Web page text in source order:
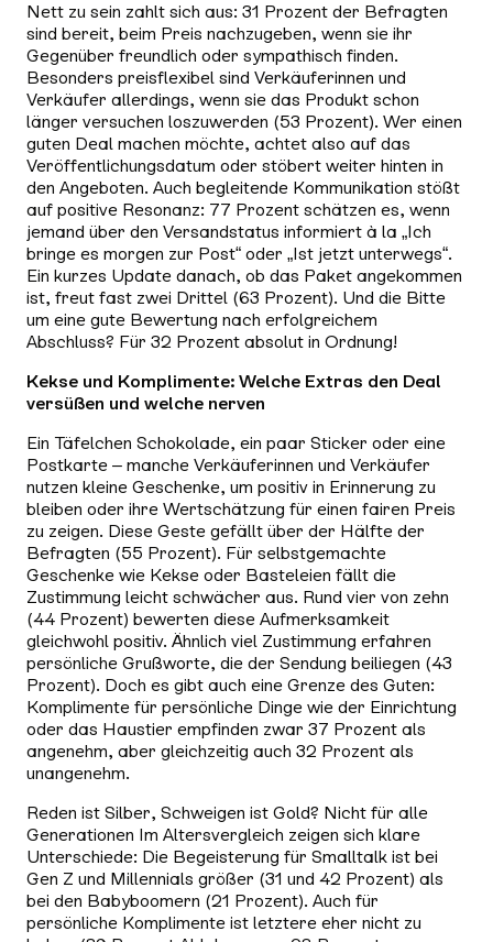
Nett zu sein zahlt sich aus: 31 Prozent der Befragten
sind bereit, beim Preis nachzugeben, wenn sie ihr
Gegenüber freundlich oder sympathisch finden.
Besonders preisflexibel sind Verkäuferinnen und
Verkäufer allerdings, wenn sie das Produkt schon
länger versuchen loszuwerden (53 Prozent). Wer einen
guten Deal machen möchte, achtet also auf das
Veröffentlichungsdatum oder stöbert weiter hinten in
den Angeboten. Auch begleitende Kommunikation stößt
auf positive Resonanz: 77 Prozent schätzen es, wenn
jemand über den Versandstatus informiert à la „Ich
bringe es morgen zur Post“ oder „Ist jetzt unterwegs“.
Ein kurzes Update danach, ob das Paket angekommen
ist, freut fast zwei Drittel (63 Prozent). Und die Bitte
um eine gute Bewertung nach erfolgreichem
Abschluss? Für 32 Prozent absolut in Ordnung!
Kekse und Komplimente: Welche Extras den Deal
versüßen und welche nerven
Ein Täfelchen Schokolade, ein paar Sticker oder eine
Postkarte – manche Verkäuferinnen und Verkäufer
nutzen kleine Geschenke, um positiv in Erinnerung zu
bleiben oder ihre Wertschätzung für einen fairen Preis
zu zeigen. Diese Geste gefällt über der Hälfte der
Befragten (55 Prozent). Für selbstgemachte
Geschenke wie Kekse oder Basteleien fällt die
Zustimmung leicht schwächer aus. Rund vier von zehn
(44 Prozent) bewerten diese Aufmerksamkeit
gleichwohl positiv. Ähnlich viel Zustimmung erfahren
persönliche Grußworte, die der Sendung beiliegen (43
Prozent). Doch es gibt auch eine Grenze des Guten:
Komplimente für persönliche Dinge wie der Einrichtung
oder das Haustier empfinden zwar 37 Prozent als
angenehm, aber gleichzeitig auch 32 Prozent als
unangenehm.
Reden ist Silber, Schweigen ist Gold? Nicht für alle
Generationen Im Altersvergleich zeigen sich klare
Unterschiede: Die Begeisterung für Smalltalk ist bei
Gen Z und Millennials größer (31 und 42 Prozent) als
bei den Babyboomern (21 Prozent). Auch für
persönliche Komplimente ist letztere eher nicht zu